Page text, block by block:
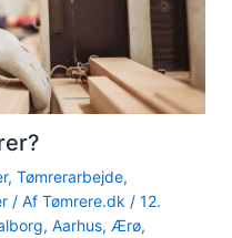
, Tømrerarbejde,
/ Af Tømrere.dk / 12.
, Aarhus, Ærø,